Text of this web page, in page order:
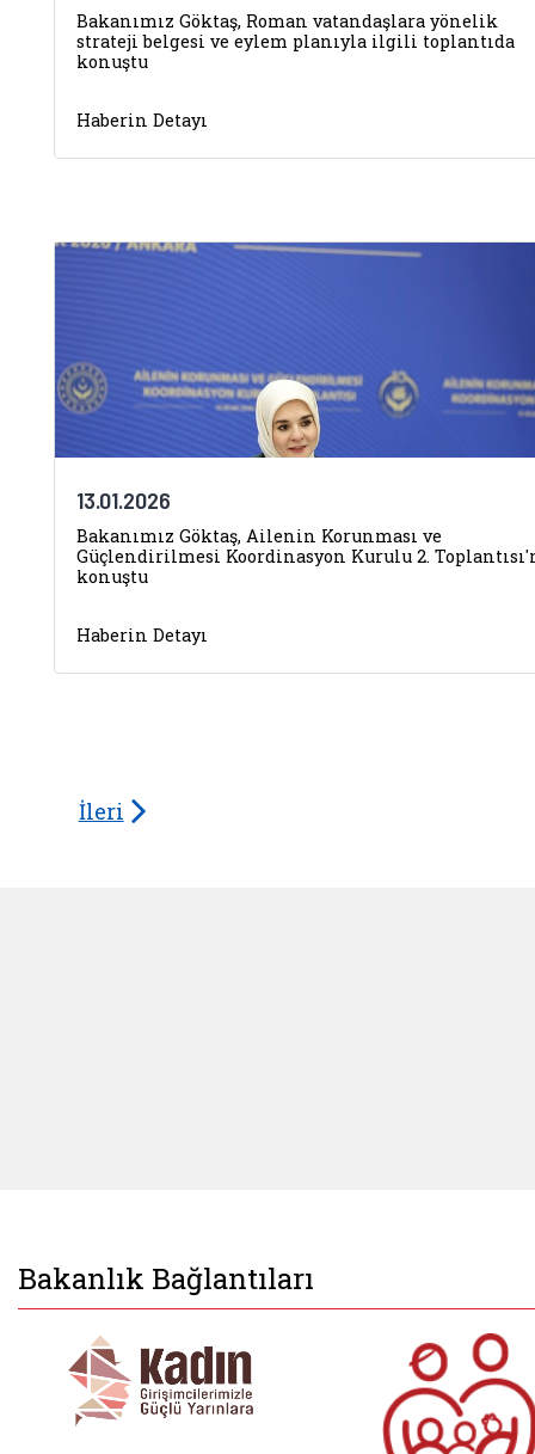
Bakanımız Göktaş, Roman vatandaşlara yönelik
strateji belgesi ve eylem planıyla ilgili toplantıda
konuştu
Haberin Detayı
13.01.2026
Bakanımız Göktaş, Ailenin Korunması ve
Güçlendirilmesi Koordinasyon Kurulu 2.
konuştu
Haberin Detayı
İleri
Bakanlık Bağlantıları